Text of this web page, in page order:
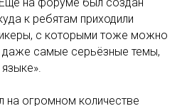
к ребятам приходили
с которыми тоже можно
самые серьёзные темы,
огромном количестве